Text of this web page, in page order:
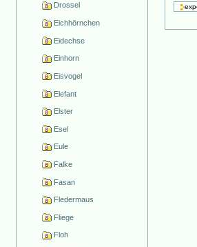
Drossel
Eichhörnchen
Eidechse
Einhorn
Eisvogel
Elefant
Elster
Esel
Eule
Falke
Fasan
Fledermaus
Fliege
Floh